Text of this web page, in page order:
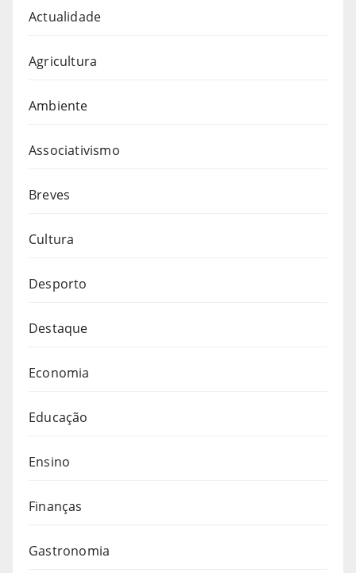
Actualidade
Agricultura
Ambiente
Associativismo
Breves
Cultura
Desporto
Destaque
Economia
Educação
Ensino
Finanças
Gastronomia